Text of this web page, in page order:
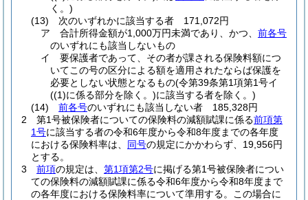
く。)
(13)
次のいずれかに該当する者 171,072円
ア
合計所得金額が1,000万円未満であり、かつ、 前各号
のいずれにも該当しないもの
イ
要保護者であって、その者が課される保険料額につ
いてこの号の区分による額を適用されたならば保護を
必要としない状態となるもの(令第39条第1項第1号イ
((1)に係る部分を除く。)に該当する者を除く。)
(14)
前各号のいずれにも該当しない者 185,328円
2
第1号被保険者についての保険料の減額賦課に係る前項第
1号に該当する者の令和6年度から令和8年度までの各年度
における保険料率は、 同号の規定にかかわらず、19,956円
とする。
3
前項の規定は、 第1項第2号に掲げる第1号被保険者につい
ての保険料の減額賦課に係る令和6年度から令和8年度まで
の各年度における保険料率について準用する。
この場合に